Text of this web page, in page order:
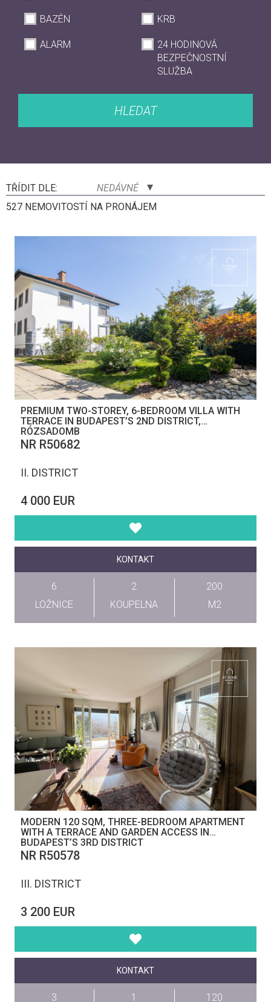
BAZÉN KRB
ALARM
24 HODINOVÁ
BEZPEČNOSTNÍ
SLUŽBA
HLEDAT
TŘÍDIT DLE:
NEDÁVNÉ
527 NEMOVITOSTÍ NA PRONÁJEM
PREMIUM TWO-STOREY, 6-BEDROOM VILLA WITH
TERRACE IN BUDAPEST’S 2ND DISTRICT,
RÓZSADOMB
NR R50682
II. DISTRICT
4 000 EUR
KONTAKT
6
LOŽNICE
2
KOUPELNA
200
M2
MODERN 120 SQM, THREE-BEDROOM APARTMENT
WITH A TERRACE AND GARDEN ACCESS IN
BUDAPEST’S 3RD DISTRICT
NR R50578
III. DISTRICT
3 200 EUR
KONTAKT
3 1 120